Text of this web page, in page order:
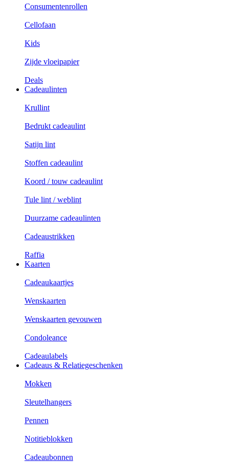
Consumentenrollen
Cellofaan
Kids
Zijde vloeipapier
Deals
Cadeaulinten
Krullint
Bedrukt cadeaulint
Satijn lint
Stoffen cadeaulint
Koord / touw cadeaulint
Tule lint / weblint
Duurzame cadeaulinten
Cadeaustrikken
Raffia
Kaarten
Cadeaukaartjes
Wenskaarten
Wenskaarten gevouwen
Condoleance
Cadeaulabels
Cadeaus & Relatiegeschenken
Mokken
Sleutelhangers
Pennen
Notitieblokken
Cadeaubonnen